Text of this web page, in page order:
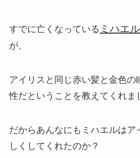
すでに亡くなっている ミハエ
が、
アイリスと同じ赤い髪と金色の
性だということを教えてくれま
だからあんなにもミハエルはア
しくしてくれたのか？